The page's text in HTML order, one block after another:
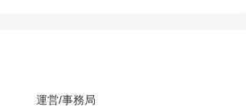
運営/事務局